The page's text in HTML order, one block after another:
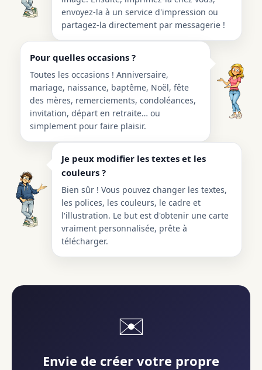
envoyez-la à un service d'impression ou
partagez-la directement par messagerie !
Pour quelles occasions ?
Toutes les occasions ! Anniversaire,
mariage, naissance, baptême, Noël, fête
des mères, remerciements, condoléances,
invitation, départ en retraite… ou
simplement pour faire plaisir.
Je peux modifier les textes et les
couleurs ?
Bien sûr ! Vous pouvez changer les textes,
les polices, les couleurs, le cadre et
l'illustration. Le but est d'obtenir une carte
vraiment personnalisée, prête à
télécharger.
✉️
Envie de créer votre propre